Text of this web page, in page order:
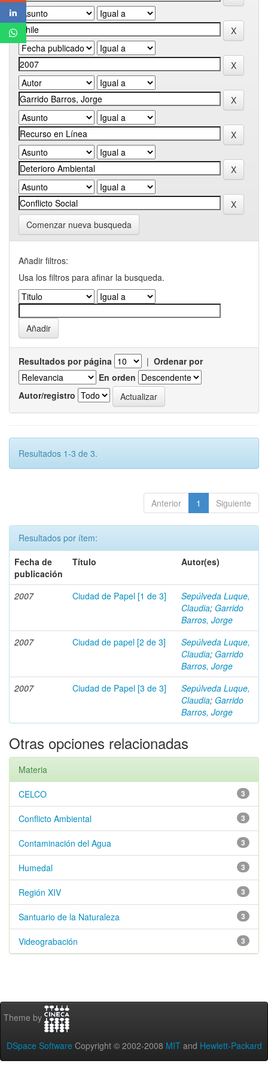
Comenzar nueva busqueda
Añadir filtros:
Usa los filtros para afinar la busqueda.
Resultados por página | Ordenar por
En orden
Autor/registro
Resultados 1-3 de 3.
Anterior 1 Siguiente
Resultados por ítem:
Fecha de
publicación
Título Autor(es)
2007 Ciudad de Papel [1 de 3]
Sepúlveda Luque,
Claudia; Garrido
Barros, Jorge
2007
Ciudad de papel [2 de 3]
Sepúlveda Luque,
Claudia; Garrido
Barros, Jorge
2007
Ciudad de Papel [3 de 3]
Sepúlveda Luque,
Claudia; Garrido
Barros, Jorge
Otras opciones relacionadas
Materia
3
CELCO
3
Conflicto Ambiental
3
Contaminación del Agua
3
Humedal
3
Región XIV
3
Santuario de la Naturaleza
3
Videograbación
Theme by
DSpace Software Copyright © 2002-2008 MIT and Hewlett-Packard